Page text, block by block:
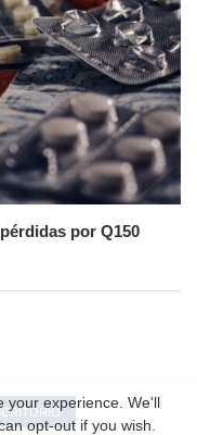
por Q150
your experience. We'll
opt-out if you wish.